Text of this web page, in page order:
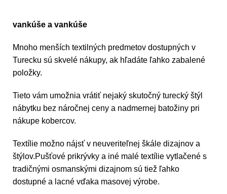
vankúše a vankúše
Mnoho menších textilných predmetov dostupných v
Turecku sú skvelé nákupy, ak hľadáte ľahko zabalené
položky.
Tieto vám umožnia vrátiť nejaký skutočný turecký štýl
nábytku bez náročnej ceny a nadmernej batožiny pri
nákupe kobercov.
Textílie možno nájsť v neuveriteľnej škále dizajnov a
štýlov.Pušťové prikrývky a iné malé textílie vytlačené s
tradičnými osmanskými dizajnom sú tiež ľahko
dostupné a lacné vďaka masovej výrobe.